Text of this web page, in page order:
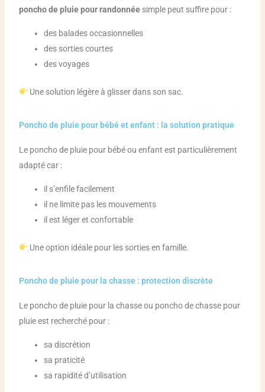
poncho de pluie pour randonnéesimple peut suffire pour :
des balades occasionnelles
des sorties courtes
des voyages
Une solution légère à glisser dans son sac.
Poncho de pluie pour bébé et enfant : la solution pratique
Le poncho de pluie pour bébé ou enfant est particulièrement
adapté car :
il s’enfile facilement
il ne limite pas les mouvements
il est léger et confortable
Une option idéale pour les sorties en famille.
Poncho de pluie pour la chasse : protection discrète
Le poncho de pluie pour la chasse ou poncho de chasse pour
pluie est recherché pour :
sa discrétion
sa praticité
sa rapidité d’utilisation